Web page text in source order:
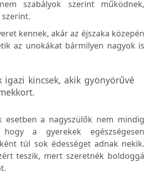
szabályok szerint működnek,
kennek, akár az éjszaka közepén
az unokákat bármilyen nagyok is
igazi kincsek, akik gyönyörűvé
esetben a nagyszülők nem mindig
a gyerekek egészségesen
túl sok édességet adnak nekik.
teszik, mert szeretnék boldoggá